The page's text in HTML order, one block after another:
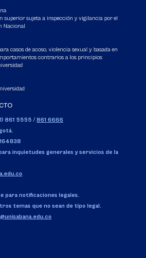
superior sujeta a inspección y vigilancia por el
Nacional
casos de acoso, violencia sexual y basada en
contrarios a los principios
861 5555 / 861 6666
inquietudes generales y servicios de la
para notificaciones legales.
temas que no sean de tipo legal.